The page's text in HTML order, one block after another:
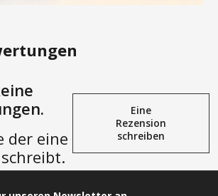
der eine
Eine
Rezension
schreiben